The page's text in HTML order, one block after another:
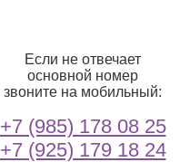
Если не отвечает
основной номер
звоните на мобильный:
+7 (985) 178 08 25
+7 (925) 179 18 24